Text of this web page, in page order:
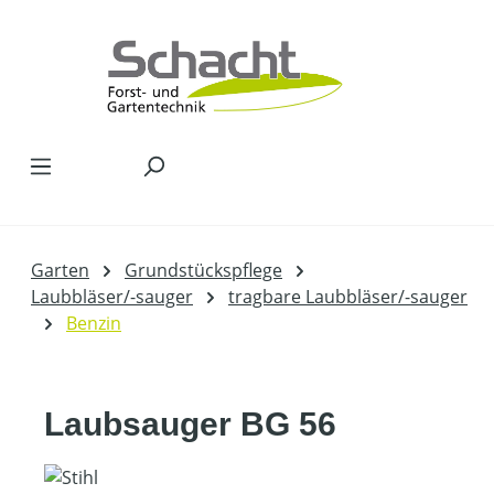
Garten
Grundstückspflege
Laubbläser/-sauger
tragbare Laubbläser/-sauger
Benzin
Laubsauger BG 56